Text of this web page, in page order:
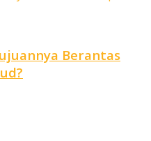
Berantas